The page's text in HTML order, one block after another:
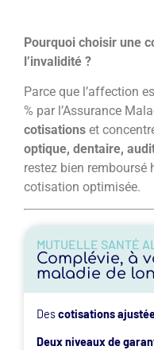
Pourquoi choisir une
l’invalidité ?
Parce que l’affection
% par l’Assurance
cotisations et
optique, dentaire,
restez bien remboursé
cotisation optimisée.
MUTUELLE SANTÉ
Complévie, à
maladie de
Descotisations
Deux niveaux de